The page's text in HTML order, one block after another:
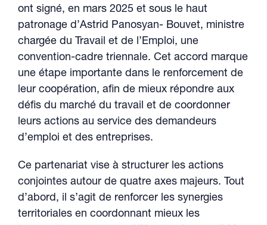
ont signé, en mars 2025 et sous le haut
patronage d’Astrid Panosyan- Bouvet, ministre
chargée du Travail et de l’Emploi, une
convention-cadre triennale. Cet accord marque
une étape importante dans le renforcement de
leur coopération, afin de mieux répondre aux
défis du marché du travail et de coordonner
leurs actions au service des demandeurs
d’emploi et des entreprises.
Ce partenariat vise à structurer les actions
conjointes autour de quatre axes majeurs. Tout
d’abord, il s’agit de renforcer les synergies
territoriales en coordonnant mieux les